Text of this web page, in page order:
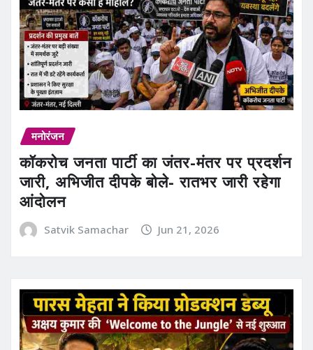
मनोरंजन
कॉकरोच जनता पार्टी का जंतर-मंतर पर प्रदर्शन
जारी, अभिजीत दीपके बोले- रातभर जारी रहेगा
आंदोलन
Satvik Samachar Jun 21, 2026